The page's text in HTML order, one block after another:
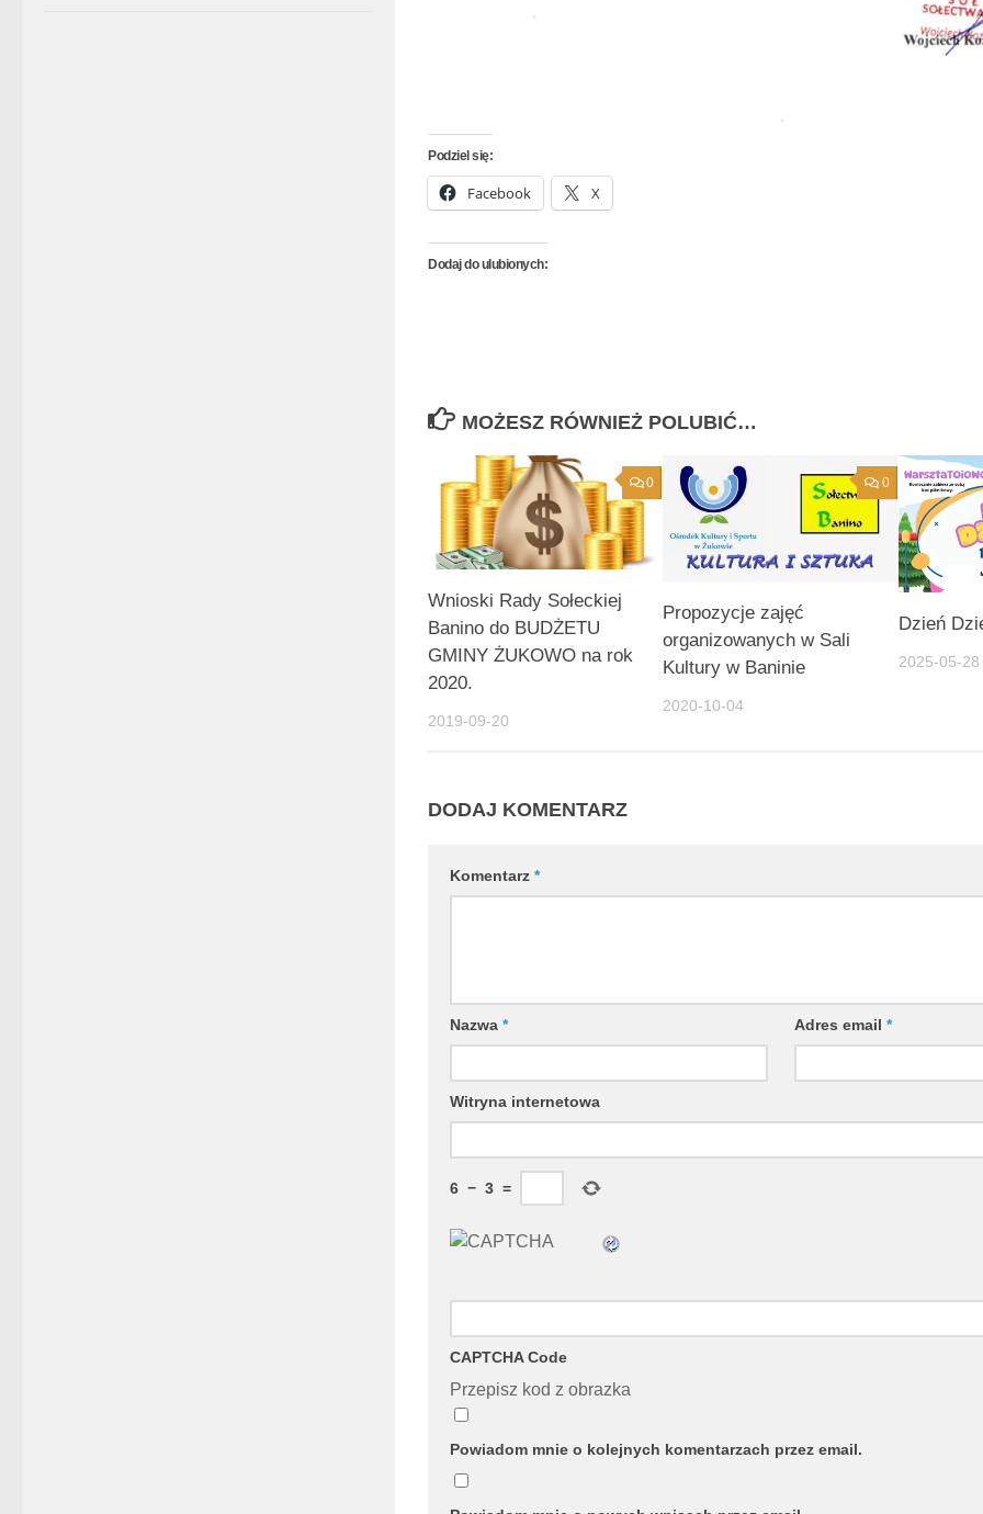
Podziel się:
Facebook X
Dodaj do ulubionych:
MOŻESZ RÓWNIEŻ POLUBIĆ…
0
Wnioski Rady Sołeckiej
Banino do BUDŻETU
GMINY ŻUKOWO na rok
2020.
2019-09-20
0
Propozycje zajęć
organizowanych w Sali
Kultury w Baninie
2020-10-04
Dzień
2025-05-28
DODAJ KOMENTARZ
Komentarz *
Nazwa * Adres email*
Witryna internetowa
6 − 3 =
CAPTCHA Code
Przepisz kod z obrazka
Powiadom mnie o kolejnych komentarzach przez email.